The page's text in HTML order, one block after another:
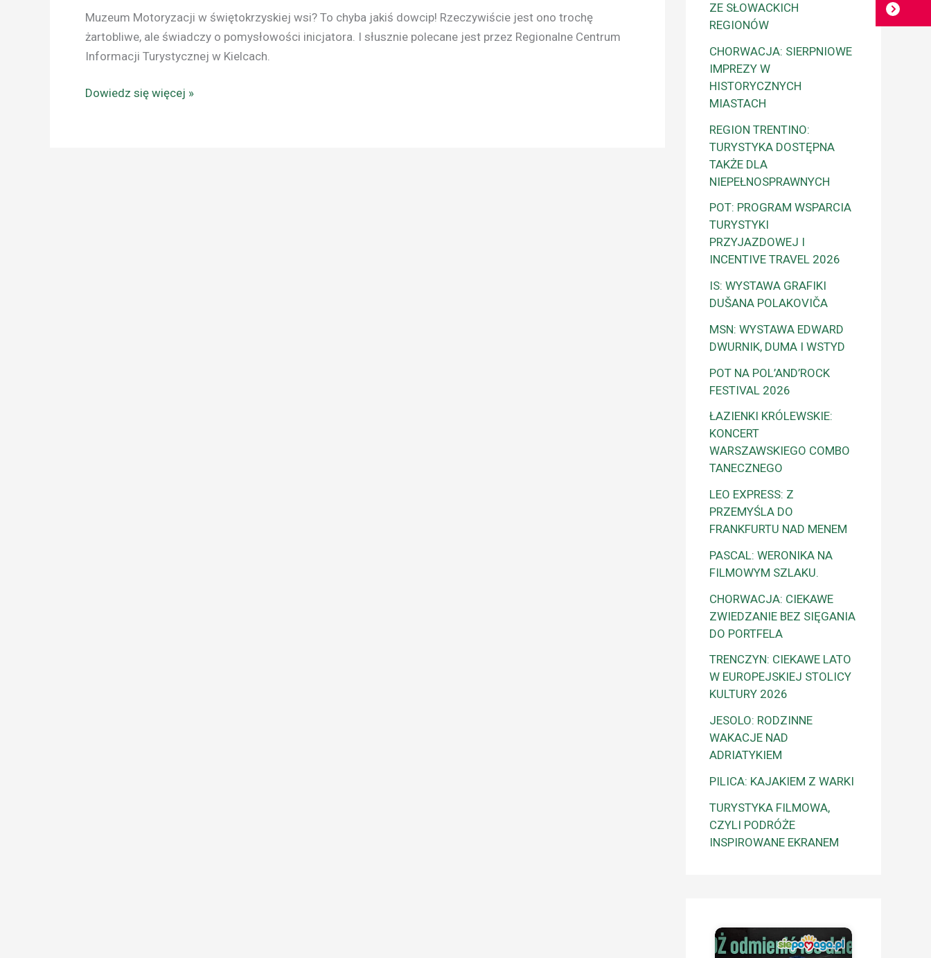
Muzeum Motoryzacji w świętokrzyskiej wsi? To chyba jakiś dowcip! Rzeczywiście jest ono trochę
żartobliwe, ale świadczy o pomysłowości inicjatora. I słusznie polecane jest przez Regionalne Centrum
Informacji Turystycznej w Kielcach.
Dowiedz się więcej »
ZE SŁOWACKICH
REGIONÓW
CHORWACJA: SIERPNIOWE
IMPREZY W
HISTORYCZNYCH
MIASTACH
REGION TRENTINO:
TURYSTYKA DOSTĘPNA
TAKŻE DLA
NIEPEŁNOSPRAWNYCH
POT: PROGRAM WSPARCIA
TURYSTYKI
PRZYJAZDOWEJ I
INCENTIVE TRAVEL 2026
IS: WYSTAWA GRAFIKI
DUŠANA POLAKOVIČA
MSN: WYSTAWA EDWARD
DWURNIK, DUMA I WSTYD
POT NA POL’AND’ROCK
FESTIVAL 2026
ŁAZIENKI KRÓLEWSKIE:
KONCERT
WARSZAWSKIEGO COMBO
TANECZNEGO
LEO EXPRESS: Z
PRZEMYŚLA DO
FRANKFURTU NAD MENEM
PASCAL: WERONIKA NA
FILMOWYM SZLAKU.
CHORWACJA: CIEKAWE
ZWIEDZANIE BEZ SIĘGANIA
DO PORTFELA
TRENCZYN: CIEKAWE LATO
W EUROPEJSKIEJ STOLICY
KULTURY 2026
JESOLO: RODZINNE
WAKACJE NAD
ADRIATYKIEM
PILICA: KAJAKIEM Z WARKI
TURYSTYKA FILMOWA,
CZYLI PODRÓŻE
INSPIROWANE EKRANEM